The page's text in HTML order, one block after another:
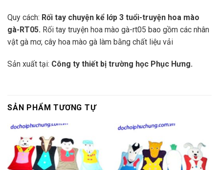
Quy cách: Rối tay chuyện kể lớp 3 tuổi-truyện hoa mào
gà-RT05. Rối tay truyện hoa mào gà-rt05 bao gồm các nhân
vật gà mơ, cây hoa mào gà làm bằng chất liệu vải
Sản xuất tại: Công ty thiết bị trường học Phục Hưng.
SẢN PHẨM TƯƠNG TỰ